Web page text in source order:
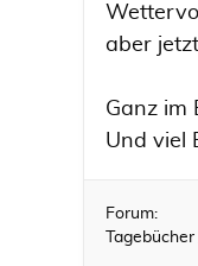
aber
Ganz im
Und viel
Forum: